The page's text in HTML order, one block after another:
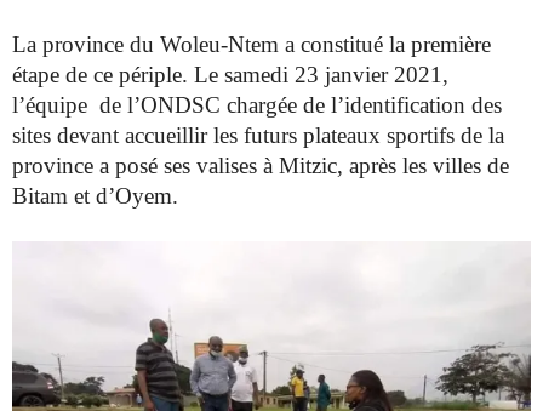
La province du Woleu-Ntem a constitué la première
étape de ce périple. Le samedi 23 janvier 2021,
l’équipe de l’ONDSC chargée de l’identification des
sites devant accueillir les futurs plateaux sportifs de la
province a posé ses valises à Mitzic, après les villes de
Bitam et d’Oyem.